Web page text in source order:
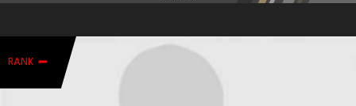
チーム・選手
RANK -